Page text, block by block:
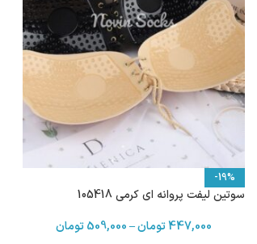
-19%
سوتین لیفت پروانه ای کرمی 105418
447,000تومان–
509,000 تومان